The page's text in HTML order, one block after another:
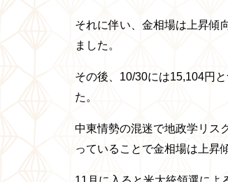
それに伴い、金相場は上昇傾
ました。
その後、10/30には15,104円
た。
中東情勢の混迷で地政学リス
っていることで金相場は上昇